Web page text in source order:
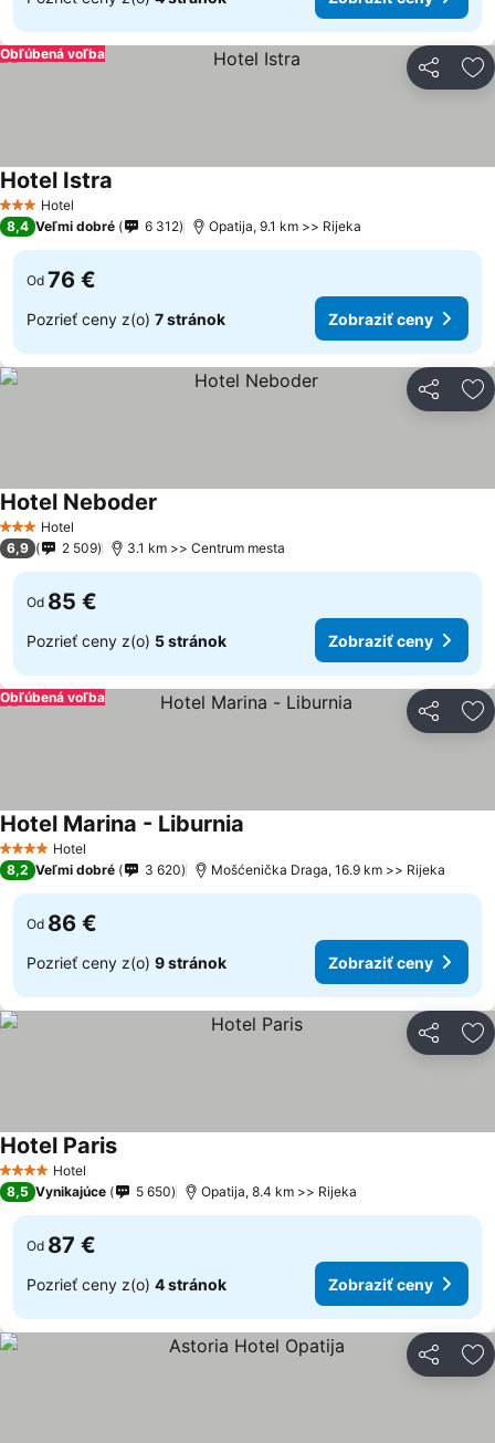
Zdieľať
Obľúbená voľba
3 Počet hviezdičiek
Hotel
Hotel Istra
8,4 Veľmi dobré 6 312 Opatija, 9.1 km >> Rijeka
Od 76 €
Pozrieť ceny z(o) 7 stránok Zobraziť ceny
Zdieľať
3 Počet hviezdičiek
Hotel
Hotel Neboder
6,9 2 509 3.1 km >> Centrum mesta
Od 85 €
Pozrieť ceny z(o) 5 stránok Zobraziť ceny
Zdieľať
Obľúbená voľba
4 Počet hviezdičiek
Hotel
Hotel Marina - Liburnia
8,2 Veľmi dobré 3 620 Mošćenička Draga, 16.9 km >> Rijeka
Od 86 €
Pozrieť ceny z(o) 9 stránok Zobraziť ceny
Zdieľať
4 Počet hviezdičiek
Hotel
Hotel ParisZobraziť ceny
8,5 Vynikajúce 5 650 Opatija, 8.4 km >> Rijeka
Od 87 €
Pozrieť ceny z(o) 4 stránok Zobraziť ceny
Zdieľať